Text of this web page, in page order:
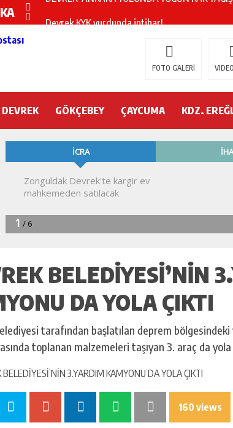
CHP’nin yeni genel başkanı Özgür Özel
DEVREK’TE YANGIN PANİĞİ
Devrek Engelsiz Yaşam Merkezi’nde neler
DEVREK ÇATAKLI’YA TEŞEKKÜR ETTİ
FOTO GALERİ
DEVREK GÖKÇEBEY ÇAYCUMA KDZ.
BELEDİYESİ’NİN
DA YOLA ÇIKTI
tarafından başlatılan deprem
toplanan malzemeleri taşıyan 3. araç da yola
160 views